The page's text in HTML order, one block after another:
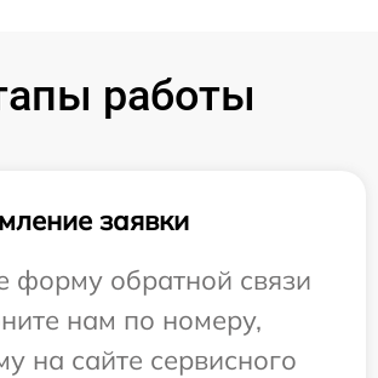
работы
заявки
форму обратной связи
нам по номеру,
на сайте сервисного